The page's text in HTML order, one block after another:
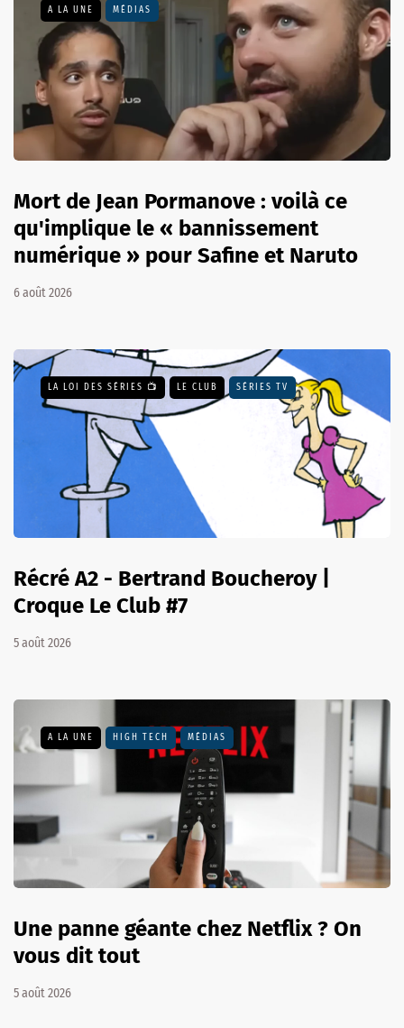
A LA UNE MÉDIAS
Mort de Jean Pormanove : voilà ce
qu'implique le « bannissement
numérique » pour Safine et Naruto
6 août 2026
LA LOI DES SÉRIES 📺 LE CLUB SÉRIES TV
Récré A2 - Bertrand Boucheroy |
Croque Le Club #7
5 août 2026
A LA UNE HIGH TECH MÉDIAS
Une panne géante chez Netflix ? On
vous dit tout
5 août 2026